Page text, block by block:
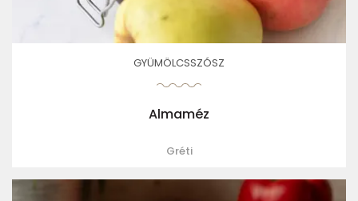
GYÜMÖLCSSZÓSZ
Almaméz
Gréti